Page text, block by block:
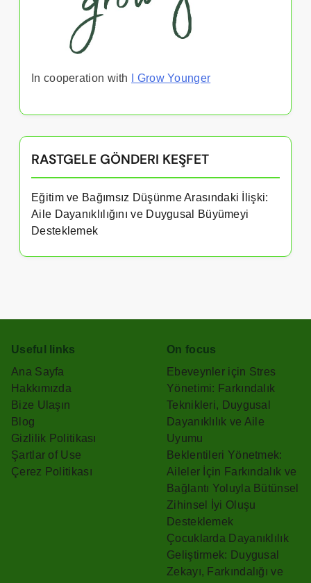
In cooperation with I Grow Younger
RASTGELE GÖNDERI KEŞFET
Eğitim ve Bağımsız Düşünme Arasındaki İlişki:
Aile Dayanıklılığını ve Duygusal Büyümeyi
Desteklemek
Useful links
Ana Sayfa
Hakkımızda
Bize Ulaşın
Blog
Gizlilik Politikası
Şartlar of Use
Çerez Politikası
On focus
Ebeveynler için Stres
Yönetimi: Farkındalık
Teknikleri, Duygusal
Dayanıklılık ve Aile
Uyumu
Beklentileri Yönetmek:
Aileler İçin Farkındalık ve
Bağlantı Yoluyla Bütünsel
Zihinsel İyi Oluşu
Desteklemek
Çocuklarda Dayanıklılık
Geliştirmek: Duygusal
Zekayı, Farkındalığı ve